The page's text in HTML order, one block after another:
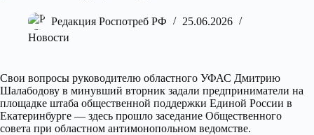
Редакция Роспотреб РФ
25.06.2026
Новости
Свои вопросы руководителю областного УФАС Дмитрию
Шалабодову в минувший вторник задали предприниматели на
площадке штаба общественной поддержки Единой России в
Екатеринбурге — здесь прошло заседание Общественного
совета при областном антимонопольном ведомстве.